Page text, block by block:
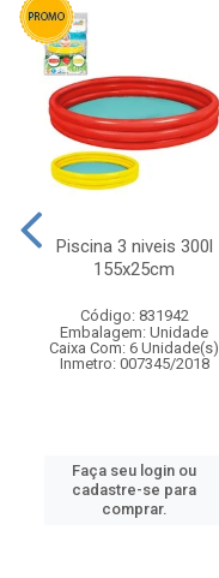
Piscina 3 niveis 300l
155x25cm
Código: 831942
Embalagem: Unidade
Caixa Com: 6 Unidade(s)
Inmetro: 007345/2018
Faça seu login ou
cadastre-se para
comprar.